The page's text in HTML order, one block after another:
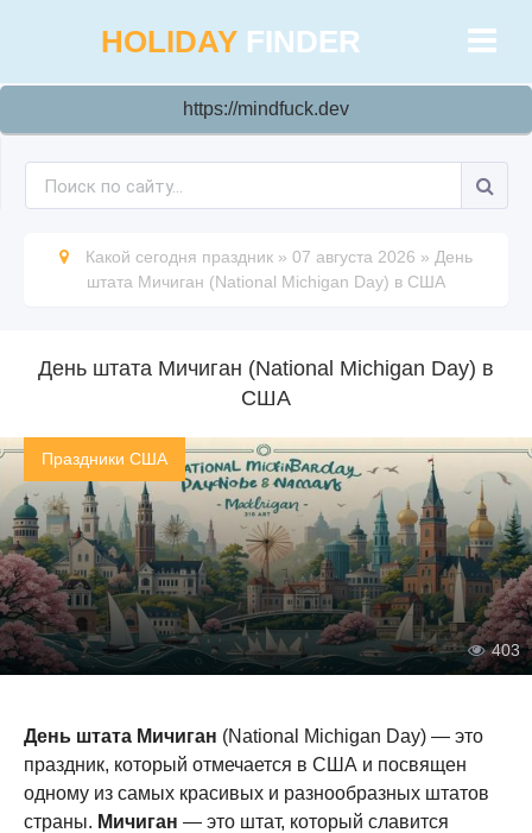
HOLIDAY FINDER
https://mindfuck.dev
Какой сегодня праздник » 07 августа 2026 » День
штата Мичиган (National Michigan Day) в США
День штата Мичиган (National Michigan Day) в
США
Праздники США
403
День штата Мичиган (National Michigan Day) — это
праздник, который отмечается в США и посвящен
одному из самых красивых и разнообразных штатов
страны. Мичиган — это штат, который славится